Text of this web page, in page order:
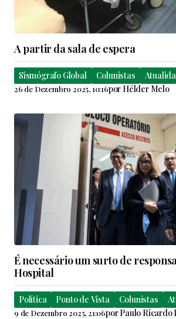
A partir da sala de espera
Sismógrafo Global Colunistas
26 de Dezembro 2025, 10:16por Hélder Melo
É necessário um surto de
Hospital
Política Ponto de Vista Colunistas
9 de Dezembro 2025, 21:06porPaulo Ricardo